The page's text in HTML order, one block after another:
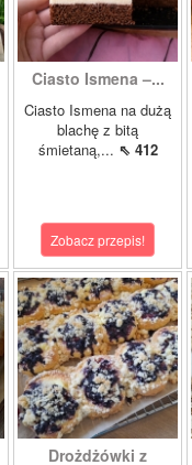
Ciasto Ismena –...
Ciasto Ismena na dużą
blachę z bitą
śmietaną,... ⇖ 412
Zobacz przepis!
Drożdżówki z